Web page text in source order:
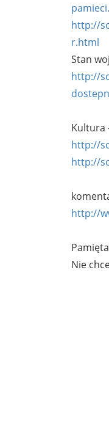
http://
r.html
Stan
http://
Kultura
http://
http://
http://
Nie